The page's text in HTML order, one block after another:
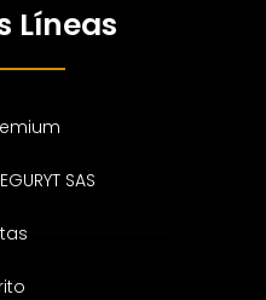
Líneas
SAS